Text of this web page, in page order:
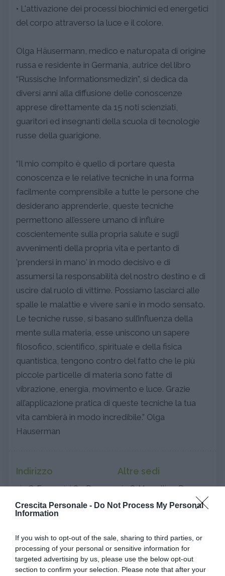
Crescita Personale - Do Not Process My Personal
Information
If you wish to opt-out of the sale, sharing to third parties, or
processing of your personal or sensitive information for
targeted advertising by us, please use the below opt-out
section to confirm your selection. Please note that after your
• L'attivazione dei processi biochimici ed energetici
del corpo attraverso la luce e il colore.
Olga Häusermann, medico e naturopata di origine
russa e residente in Germania, autrice del libro
“Russische Informationsmedizin”, si dedica da
diversi anni alla diffusione delle conoscenze
apprese direttamente da 15 noti scienziati,
guaritori ed insegnanti della scuola di tecnologie
russe della guarigione.
“Il mio compito è quello di portare questa
conoscenza e le relative tecniche in una forma
facilmente comprensibile a tutte le persone che
desiderano apprenderle, queste tecniche
permettono all’essere umano di influire
coscientemente sulla propria salute e sugli
avvenimenti della propria vita e pertanto di
'prendersi in mano' in modo decisivo e di
assumersi la responsabilità del nostro destino e di
uscire dal ruolo di vittime. Possiamo lasciarci alle
spalle le malattie e vivere sani e in modo sensato.
Le tecniche russe, si basano sull’influenza della
mente sulla materia, esse uniscono un sapere
filosofico, scientifico, spirituale e della fisica
quantistica, tengono contro del fatto che le più
piccole particelle di materia sono fatte di
vibrazione, energia, movimento e luce. Grazie
all’applicazione pratica di queste tecniche la tua
vita cambierà in modo incredibile.” Olga
Hauserman
Indirizzo
via C. Fracassini 60, Roma
00189 Roma (Roma) -
Lazio
Altre sedi
via G. Mercalli 31, Roma
Contatti
3394832931